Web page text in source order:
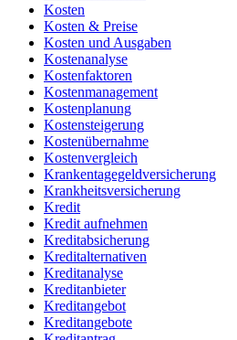
Kosten
Kosten & Preise
Kosten und Ausgaben
Kostenanalyse
Kostenfaktoren
Kostenmanagement
Kostenplanung
Kostensteigerung
Kostenübernahme
Kostenvergleich
Krankentagegeldversicherung
Krankheitsversicherung
Kredit
Kredit aufnehmen
Kreditabsicherung
Kreditalternativen
Kreditanalyse
Kreditanbieter
Kreditangebot
Kreditangebote